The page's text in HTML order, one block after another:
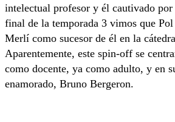
intelectual profesor y él cautivado
final de la temporada 3 vimos que Pol
Merlí como sucesor de él en la
Aparentemente, este spin-off se
como docente, ya como adulto, y en
enamorado, Bruno Bergeron.